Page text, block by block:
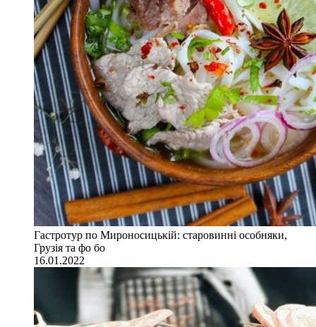
Гастротур по Мироносицькій: старовинні особняки,
Грузія та фо бо
16.01.2022